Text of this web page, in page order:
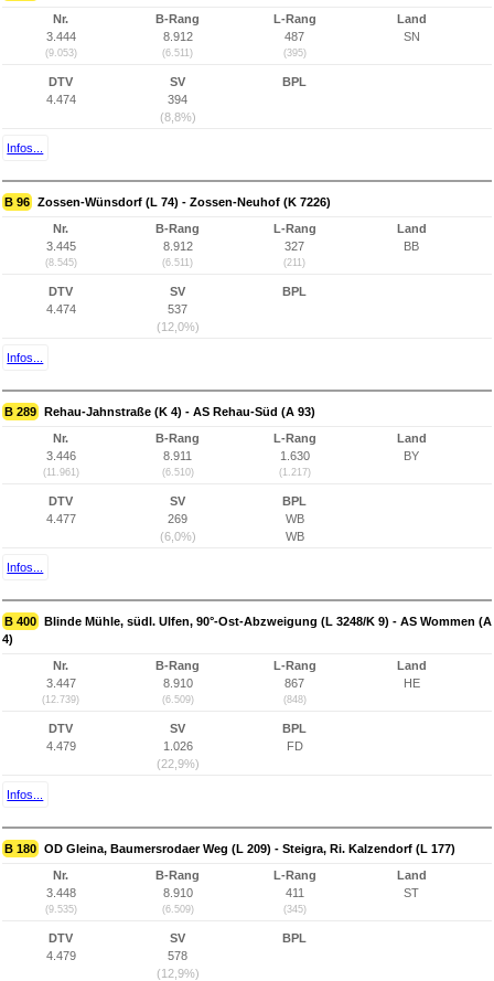
Nr.
3.444
(9.053)
B-Rang
8.912
(6.511)
L-Rang
487
(395)
Land
SN
DTV
4.474
SV
394
(8,8%)
BPL
Infos...
B 96 Zossen-Wünsdorf (L 74) - Zossen-Neuhof (K 7226)
Nr.
3.445
(8.545)
B-Rang
8.912
(6.511)
L-Rang
327
(211)
Land
BB
DTV
4.474
SV
537
(12,0%)
BPL
Infos...
B 289 Rehau-Jahnstraße (K 4) - AS Rehau-Süd (A 93)
Nr.
3.446
(11.961)
B-Rang
8.911
(6.510)
L-Rang
1.630
(1.217)
Land
BY
DTV
4.477
SV
269
(6,0%)
BPL
WB
WB
Infos...
B 400 Blinde Mühle, südl. Ulfen, 90°-Ost-Abzweigung (L 3248/K 9) - AS Wommen (A
4)
Nr.
3.447
(12.739)
B-Rang
8.910
(6.509)
L-Rang
867
(848)
Land
HE
DTV
4.479
SV
1.026
(22,9%)
BPL
FD
Infos...
B 180 OD Gleina, Baumersrodaer Weg (L 209) - Steigra, Ri. Kalzendorf (L 177)
Nr.
3.448
(9.535)
B-Rang
8.910
(6.509)
L-Rang
411
(345)
Land
ST
DTV
4.479
SV
578
(12,9%)
BPL